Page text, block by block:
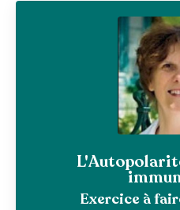
Exercice à